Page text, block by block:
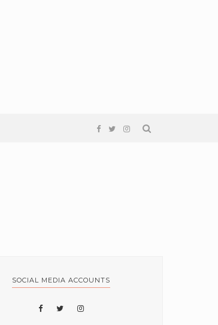
SOCIAL MEDIA ACCOUNTS